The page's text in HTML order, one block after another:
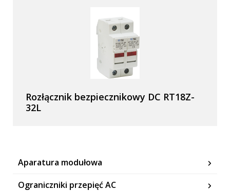
Aparatura modułowa
Ograniczniki przepięć AC
Rozłącznik bezpiecznikowy DC RT18Z-
32L